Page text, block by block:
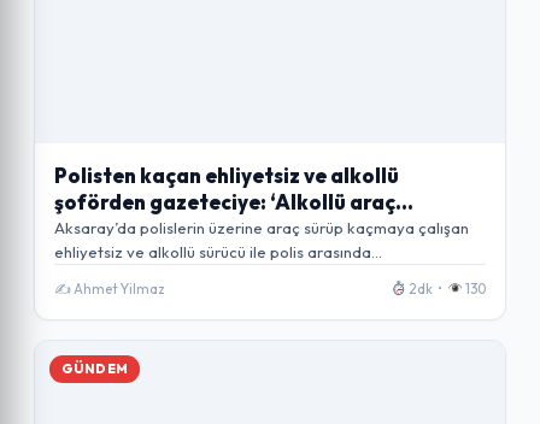
Polisten kaçan ehliyetsiz ve alkollü
şoförden gazeteciye: ‘Alkollü araç
kullanmaktan haber mi olur?’
Aksaray’da polislerin üzerine araç sürüp kaçmaya çalışan
ehliyetsiz ve alkollü sürücü ile polis arasında…
✍️ Ahmet Yilmaz 2dk • 130
GÜNDEM